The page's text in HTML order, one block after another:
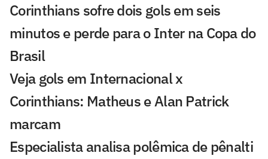
Corinthians sofre dois gols em seis
minutos e perde para o Inter na Copa do
Brasil
Veja gols em Internacional x
Corinthians: Matheus e Alan Patrick
marcam
Especialista analisa polêmica de pênalti